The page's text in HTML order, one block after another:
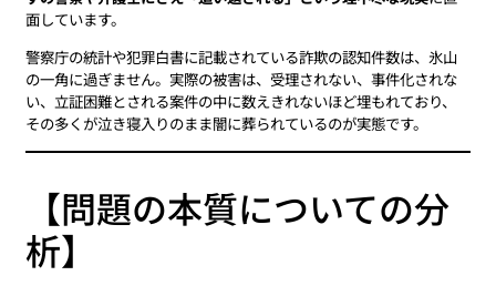
面しています。
警察庁の統計や犯罪白書に記載されている詐欺の認知件数は、氷山
の一角に過ぎません。実際の被害は、受理されない、事件化されな
い、立証困難とされる案件の中に数えきれないほど埋もれており、
その多くが泣き寝入りのまま闇に葬られているのが実態です。
【問題の本質についての分
析】